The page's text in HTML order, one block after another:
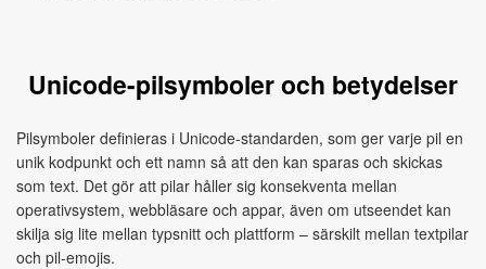
Unicode-pilsymboler och betydelser
Pilsymboler definieras i Unicode-standarden, som ger varje pil en
unik kodpunkt och ett namn så att den kan sparas och skickas
som text. Det gör att pilar håller sig konsekventa mellan
operativsystem, webbläsare och appar, även om utseendet kan
skilja sig lite mellan typsnitt och plattform – särskilt mellan textpilar
och pil-emojis.